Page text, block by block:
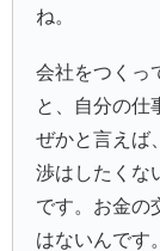
ね。
会社をつくっ
と、自分の仕
ぜかと言えば
渉はしたくな
です。お金の
はないんです